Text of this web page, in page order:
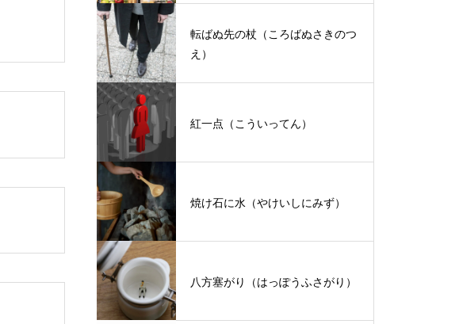
転ばぬ先の杖（ころばぬさきのつ
え）
紅一点（こういってん）
焼け石に水（やけいしにみず）
八方塞がり（はっぽうふさがり）